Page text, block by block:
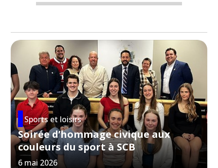
Sports et loisirs
Soirée d’hommage civique aux
couleurs du sport à SCB
6 mai 2026